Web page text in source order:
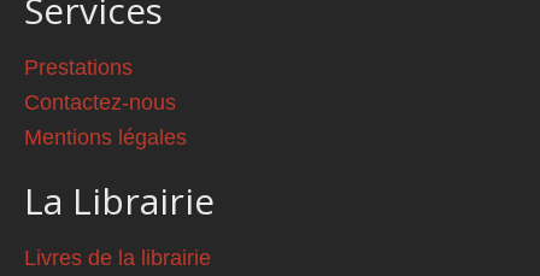
Services
Prestations
Contactez-nous
Mentions légales
La Librairie
Livres de la librairie